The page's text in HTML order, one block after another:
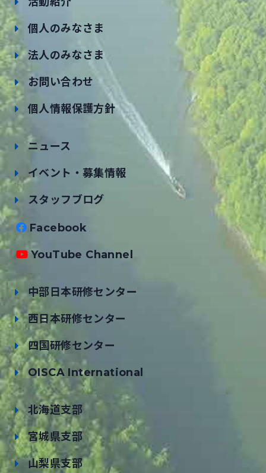
個人のみなさま
法人のみなさま
お問い合わせ
個人情報保護方針
ニュース
イベント・募集情報
スタッフブログ
Facebook
YouTube Channel
中部日本研修センター
西日本研修センター
四国研修センター
OISCA International
北海道支部
宮城県支部
山梨県支部